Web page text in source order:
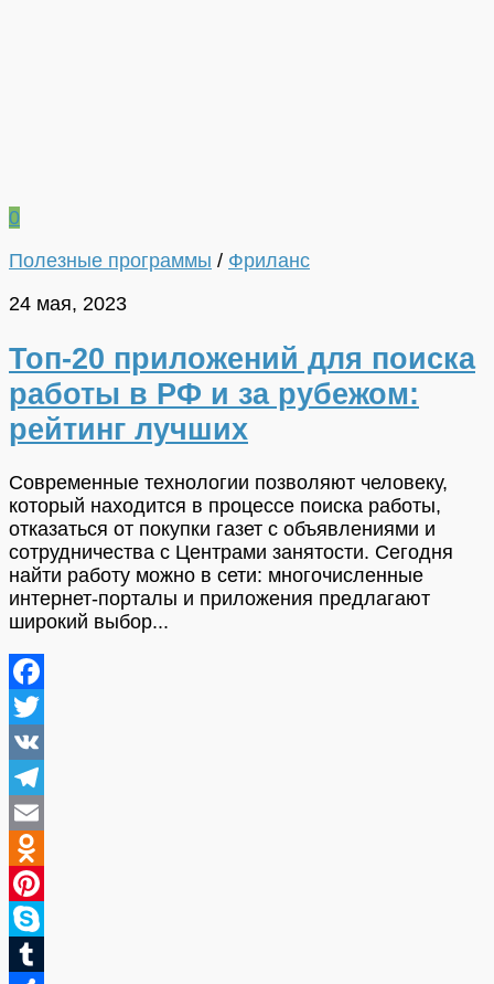
0
Полезные программы / Фриланс
24 мая, 2023
Топ-20 приложений для поиска
работы в РФ и за рубежом:
рейтинг лучших
Современные технологии позволяют человеку,
который находится в процессе поиска работы,
отказаться от покупки газет с объявлениями и
сотрудничества с Центрами занятости. Сегодня
найти работу можно в сети: многочисленные
интернет-порталы и приложения предлагают
широкий выбор...
Facebook
Twitter
VK
Telegram
Email
Odnoklassniki
Pinterest
Skype